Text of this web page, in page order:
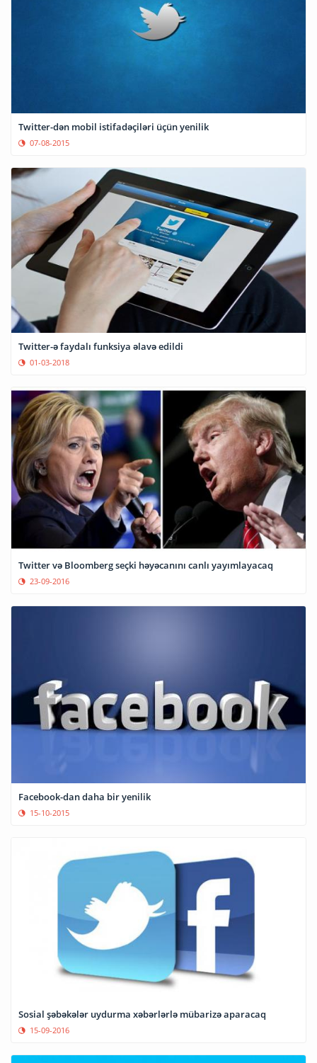
Twitter-dən mobil istifadəçiləri üçün yenilik
07-08-2015
Twitter-ə faydalı funksiya əlavə edildi
01-03-2018
Twitter və Bloomberg seçki həyəcanını canlı yayımlayacaq
23-09-2016
Facebook-dan daha bir yenilik
15-10-2015
Sosial şəbəkələr uydurma xəbərlərlə mübarizə aparacaq
15-09-2016